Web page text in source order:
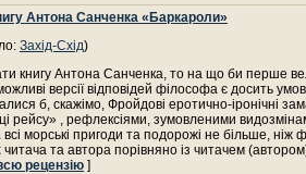
Антона Санченка «Баркароли»
Захід-Схід)
книгу Антона Санченка, то на що би перше
версії відповідей філософа є досить
б, скажімо, Фройдові еротично-іронічні
рейсу» , рефлексіями, зумовленими
морські пригоди та подорожі не більше, ніж
та автора порівняно із читачем
рецензію ]